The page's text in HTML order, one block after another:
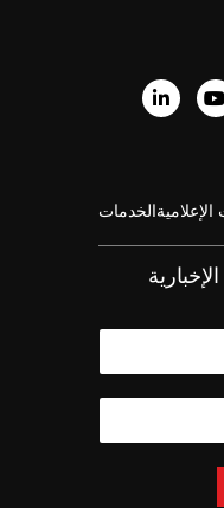
الإعلاميةالخدمات